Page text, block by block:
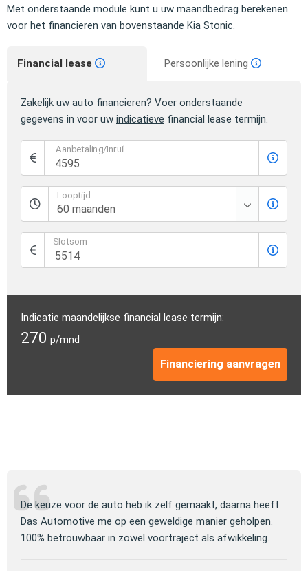
Met onderstaande module kunt u uw maandbedrag berekenen
voor het financieren van bovenstaande Kia Stonic.
Financial lease Persoonlijke lening
Zakelijk uw auto financieren? Voer onderstaande
gegevens in voor uw indicatieve financial lease termijn.
Aanbetaling/Inruil
Looptijd
Slotsom
Indicatie maandelijkse financial lease termijn:
270 p/mnd
Financiering aanvragen
De keuze voor de auto heb ik zelf gemaakt, daarna heeft
Das Automotive me op een geweldige manier geholpen.
100% betrouwbaar in zowel voortraject als afwikkeling.